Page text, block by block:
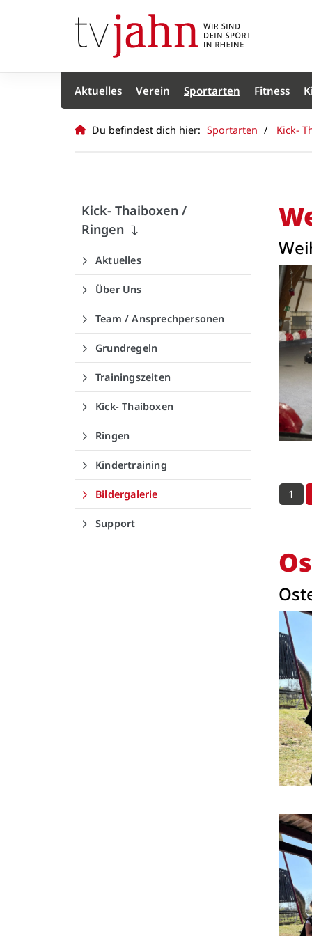
Aktuelles Verein Sportarten Fitness
Du befindest dich hier: Sportarten Kick-
1
Kick- Thaiboxen /
Ringen
Aktuelles
Über Uns
Team / Ansprechpersonen
Grundregeln
Trainingszeiten
Kick- Thaiboxen
Ringen
Kindertraining
Bildergalerie
Support